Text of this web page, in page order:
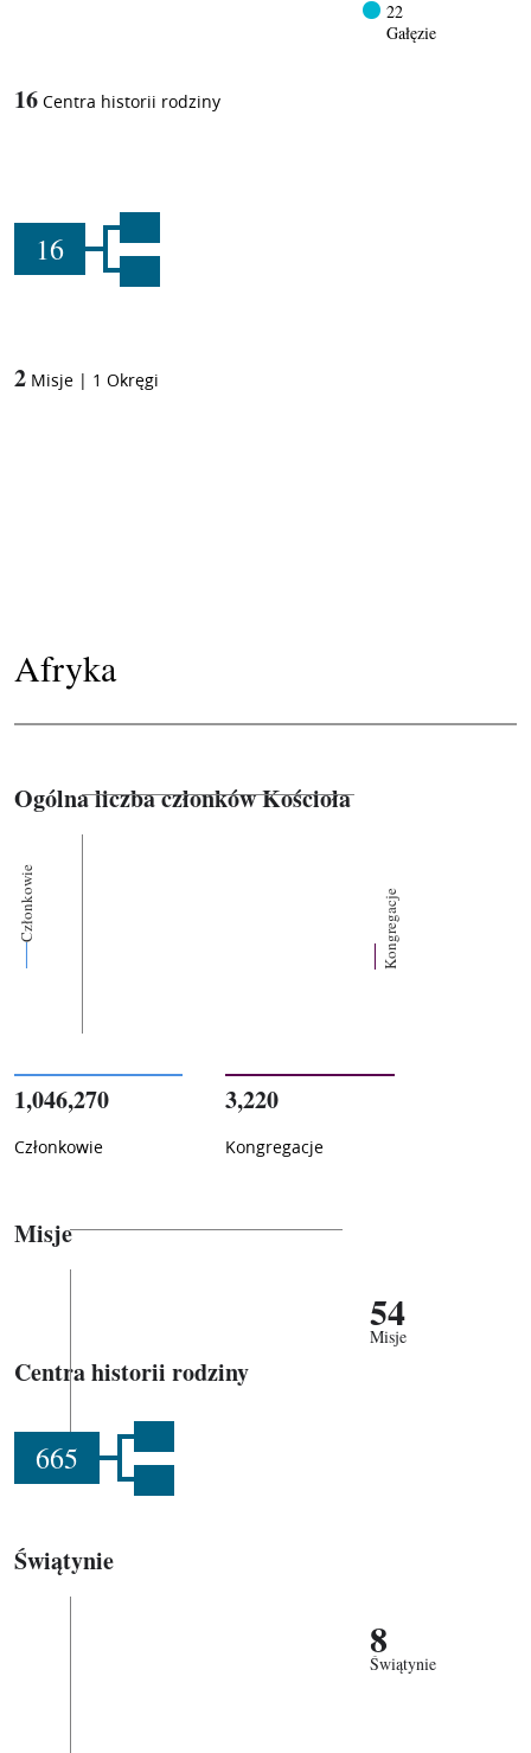
22
Gałęzie
16 Centra historii rodziny
16
2 Misje | 1 Okręgi
Afryka
Ogólna liczba członków Kościoła
Członkowie Kongregacje
1,046,270
Członkowie
3,220
Kongregacje
Misje
54
Misje
Centra historii rodziny
665
Świątynie
8
Świątynie